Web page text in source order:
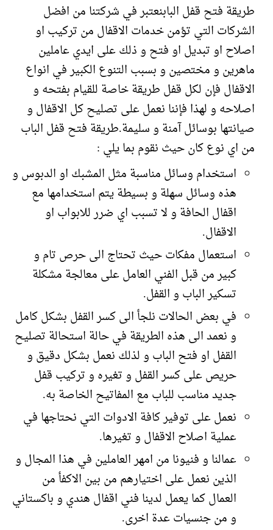
طريقة فتح قفل البابنعتبر في شركتنا من افضل
الشركات التي تؤمن خدمات الاقفال من تركيب او
اصلاح او تبديل او فتح و ذلك على ايدي عاملين
ماهرين و مختصين و بسبب التنوع الكبير في انواع
الاقفال فإن لكل قفل طريقة خاصة للقيام بفتحه و
اصلاحه و لهذا فإننا نعمل على تصليح كل الاقفال و
صيانتها بوسائل آمنة و سليمة.طريقة فتح قفل الباب
من اي نوع كان حيث نقوم بما يلي :
استخدام وسائل مناسبة مثل المشبك او الدبوس و
هذه وسائل سهلة و بسيطة يتم استخدامها مع
اقفال الحافة و لا تسبب اي ضرر للابواب او
الاقفال.
استعمال مفكات حيث تحتاج الى حرص تام و
كبير من قبل الفني العامل على معالجة مشكلة
تسكير الباب و القفل.
في بعض الحالات نلجأ الى كسر القفل بشكل كامل
و نعمد الى هذه الطريقة في حالة استحالة تصليح
القفل او فتح الباب و لذلك نعمل بشكل دقيق و
حريص على كسر القفل و تغيره و تركيب قفل
جديد مناسب للباب مع المفاتيح الخاصة به.
نعمل على توفير كافة الادوات التي نحتاجها في
عملية اصلاح الاقفال و تغيرها.
عمالنا و فنيونا من امهر العاملين في هذا المجال و
الذين نعمل على اختيارهم من بين الاكفأ من
العمال كما يعمل لدينا فني اقفال هندي و باكستاني
و من جنسيات عدة اخرى.